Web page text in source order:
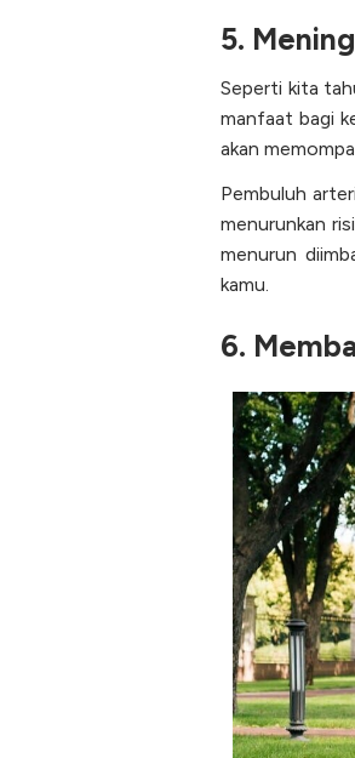
5.
Seperti kita
manfaat bagi
akan
Pembuluh
menurunkan
menurun
kamu.
6.